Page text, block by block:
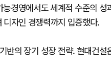
능경영에서도 세계적 수준의 성
디자인 경쟁력까지 입증했다.
반의 장기 성장 전략. 현대건설